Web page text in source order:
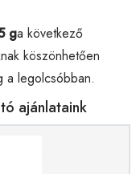
ga következő
köszönhetően
a legolcsóbban.
ajánlataink